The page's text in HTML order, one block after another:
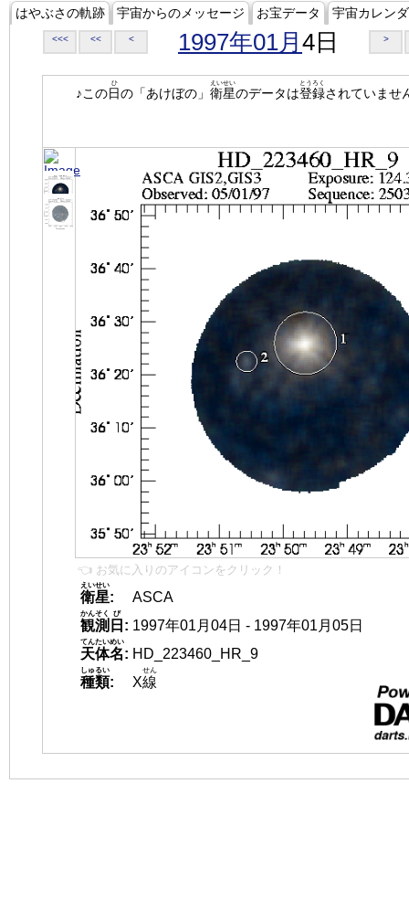
はやぶさの軌跡 宇宙からのメッセージ お宝データ 宇宙カレン
<<< << < 1997年01月 4日 >
♪この日
ひ
の「あけぼの」 衛星
えいせい
のデータは登録
とうろく
されていませ
👈 お気に入りのアイコンをクリック！
衛星
えいせい
:
ASCA
観測
かんそく
日
び
: 1997年01月04日 - 1997年01月05日
天体名
てんたいめい
: HD_223460_HR_9
種類
しゅるい
: X線
せん